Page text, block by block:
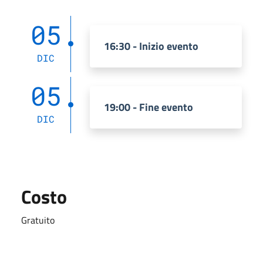
05
DIC
16:30 - Inizio evento
05
DIC
19:00 - Fine evento
Costo
Gratuito